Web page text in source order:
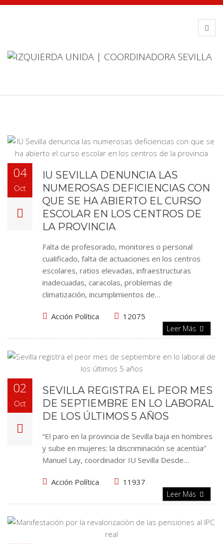
04
Oct
IU SEVILLA DENUNCIA LAS
NUMEROSAS DEFICIENCIAS CON
QUE SE HA ABIERTO EL CURSO
ESCOLAR EN LOS CENTROS DE
LA PROVINCIA
Falta de profesorado, monitores o personal
cualificado, falta de actuaciones en los centros
escolares, ratios elevadas, infraestructuras
inadecuadas, caracolas, problemas de
climatización, incumplimientos de…
Acción Política 12075
Leer Más
02
Oct
SEVILLA REGISTRA EL PEOR MES
DE SEPTIEMBRE EN LO LABORAL
DE LOS ÚLTIMOS 5 AÑOS
“El paro en la provincia de Sevilla baja en hombres
y sube en mujeres: la discriminación se acentúa”
Manuel Lay, coordinador IU Sevilla Desde…
Acción Política 11937
Leer Más